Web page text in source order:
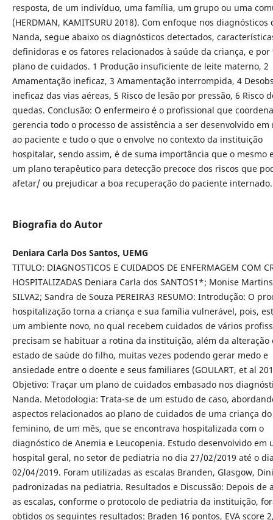
resposta, de um indivíduo, uma família, um grupo ou uma
(HERDMAN, KAMITSURU 2018). Com enfoque nos diagnósticos
Nanda, segue abaixo os diagnósticos detectados,
definidoras e os fatores relacionados à saúde da criança, e por
plano de cuidados. 1 Produção insuficiente de leite materno, 2
Amamentação ineficaz, 3 Amamentação interrompida, 4
ineficaz das vias aéreas, 5 Risco de lesão por pressão, 6 Risco
quedas. Conclusão: O enfermeiro é o profissional que
gerencia todo o processo de assistência a ser desenvolvido em
ao paciente e tudo o que o envolve no contexto da instituição
hospitalar, sendo assim, é de suma importância que o mesmo
um plano terapêutico para detecção precoce dos riscos que
afetar/ ou prejudicar a boa recuperação do paciente internado.
Biografia do Autor
Deniara Carla Dos Santos, UEMG
TITULO: DIAGNOSTICOS E CUIDADOS DE ENFERMAGEM COM
HOSPITALIZADAS Deniara Carla dos SANTOS1*; Monise
SILVA2; Sandra de Souza PEREIRA3 RESUMO: Introdução: O
hospitalização torna a criança e sua família vulnerável, pois,
um ambiente novo, no qual recebem cuidados de vários
precisam se habituar a rotina da instituição, além da alteração
estado de saúde do filho, muitas vezes podendo gerar medo e
ansiedade entre o doente e seus familiares (GOULART, et al
Objetivo: Traçar um plano de cuidados embasado nos
Nanda. Metodologia: Trata-se de um estudo de caso,
aspectos relacionados ao plano de cuidados de uma criança do
feminino, de um mês, que se encontrava hospitalizada com o
diagnóstico de Anemia e Leucopenia. Estudo desenvolvido em
hospital geral, no setor de pediatria no dia 27/02/2019 até o
02/04/2019. Foram utilizadas as escalas Branden, Glasgow, Dini
padronizadas na pediatria. Resultados e Discussão: Depois de
as escalas, conforme o protocolo de pediatria da instituição,
obtidos os seguintes resultados: Braden 16 pontos, EVA score